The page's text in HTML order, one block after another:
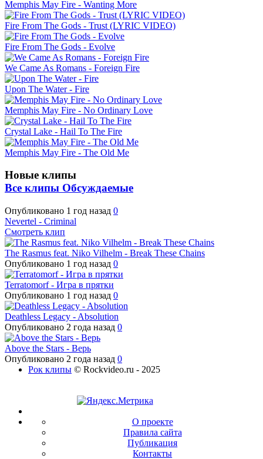
Memphis May Fire - Wanting More
Fire From The Gods - Trust (LYRIC VIDEO)
Fire From The Gods - Evolve
We Came As Romans - Foreign Fire
Upon The Water - Fire
Memphis May Fire - No Ordinary Love
Crystal Lake - Hail To The Fire
Memphis May Fire - The Old Me
Новые клипы
Все клипы Обсуждаемые
Опубликовано 1 год назад 0
Nevertel - Criminal
Смотреть клип
The Rasmus feat. Niko Vilhelm - Break These Chains
Опубликовано 1 год назад 0
Terratomorf - Игра в прятки
Опубликовано 1 год назад 0
Deathless Legacy - Absolution
Опубликовано 2 года назад 0
Above the Stars - Верь
Опубликовано 2 года назад 0
Рок клипы © Rockvideo.ru - 2025
О проекте
Правила сайта
Публикация
Контакты